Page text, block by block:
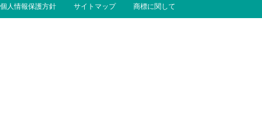
個人情報保護方針 サイトマップ 商標に関して